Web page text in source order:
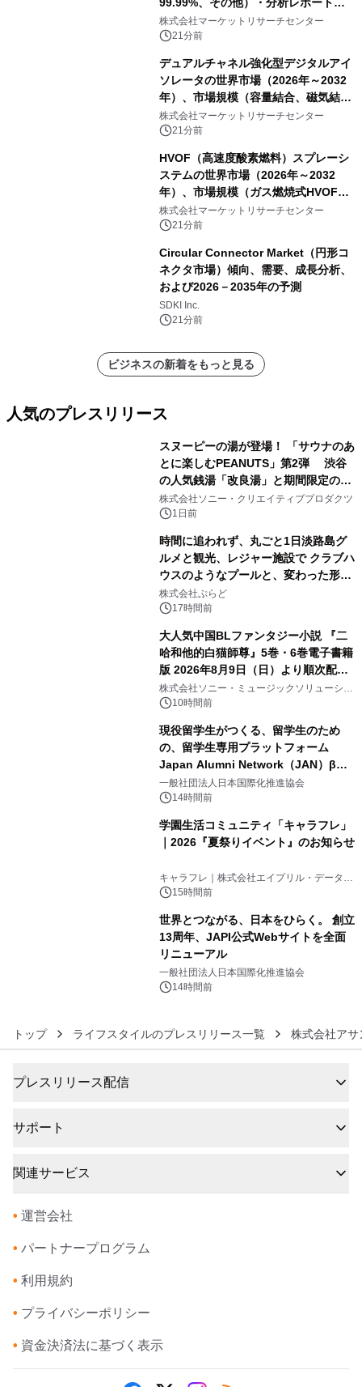
発表
株式会社マーケットリサーチセンター
21分前
デュアルチャネル強化型デジタルアイ
ソレータの世界市場（2026年～2032
年）、市場規模（容量結合、磁気結
合、巨大磁気抵抗（GMR））・分析レ
ポートを発表
株式会社マーケットリサーチセンター
21分前
HVOF（高速度酸素燃料）スプレーシ
ステムの世界市場（2026年～2032
年）、市場規模（ガス燃焼式HVOFス
プレーシステム、液体燃料式HVOFス
プレーシステム、ハイブリッド燃料式
ートを発表
株式会社マーケットリサーチセンター
21分前
Circular Connector Market（円形コ
ネクタ市場）傾向、需要、成長分析、
および2026－2035年の予測
SDKI Inc.
21分前
ビジネスの新着をもっと見る
人気のプレスリリース
スヌーピーの湯が登場！ 「サウナのあ
とに楽しむPEANUTS」第2弾 渋谷
の人気銭湯「改良湯」と期間限定のコ
ラボレーション サウナイキタイコラ
ボグッズも発売決定！
株式会社ソニー・クリエイティブプロダクツ
1日前
時間に追われず、丸ごと1日淡路島グ
ルメと観光、レジャー施設で クラブハ
ウスのようなプールと、変わった形の
サウナも 「THE BOXY AWAJI」のお
得な素泊まり連泊プランで
株式会社ぷらど
17時間前
大人気中国BLファンタジー小説 『二
哈和他的白猫師尊』5巻・6巻電子書籍
版 2026年8月9日（日）より順次配信
開始
株式会社ソニー・ミュージックソリューショ
ンズ10時間前
現役留学生がつくる、留学生のため
の、留学生専用プラットフォーム
Japan Alumni Network（JAN）β版
をリリース
一般社団法人日本国際化推進協会
14時間前
学園生活コミュニティ「キャラフレ」
｜2026『夏祭りイベント』のお知らせ
キャラフレ｜株式会社エイプリル・データ・
デザインズ
15時間前
世界とつながる、日本をひらく。 創立
13周年、JAPI公式Webサイトを全面
リニューアル
一般社団法人日本国際化推進協会
14時間前
トップ ライフスタイルのプレスリリース一覧 株式会社アサ
プレスリリース配信
サポート
関連サービス
• 運営会社
• パートナープログラム
• 利用規約
• プライバシーポリシー
• 資金決済法に基づく表示